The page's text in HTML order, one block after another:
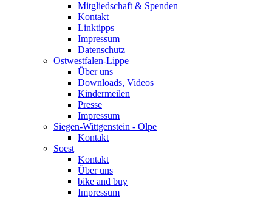
Mitgliedschaft & Spenden
Kontakt
Linktipps
Impressum
Datenschutz
Ostwestfalen-Lippe
Über uns
Downloads, Videos
Kindermeilen
Presse
Impressum
Siegen-Wittgenstein - Olpe
Kontakt
Soest
Kontakt
Über uns
bike and buy
Impressum